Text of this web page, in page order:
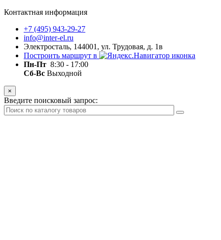
Контактная информация
+7 (495) 943-29-27
info@inter-el.ru
Электросталь, 144001, ул. Трудовая, д. 1в
Построить маршрут в
Пн-Пт 8:30 - 17:00
Сб-Вс Выходной
×
Введите поисковый запрос: